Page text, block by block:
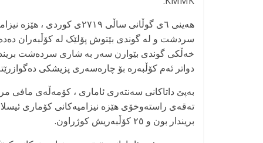
هەینی ٦ی گوڵانی ساڵی
سردشت و لە گوندی بێتوش پۆلێک لە کۆڵبەران
خەڵکی گوندی بێوارن سەر بە شاری سردەشت
دواتر ئەم کۆڵبەرە بۆ چارەسەری پزیشکی
تەقەی راستەوخۆی هێزە نیزامیەکانی کۆماری
بریندار بون و ۲٥ کۆڵبەریش کوژراون.